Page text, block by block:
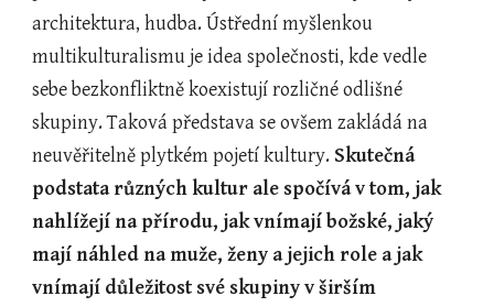
architektura, hudba. Ústřední myšlenkou
multikulturalismu je idea společnosti, kde vedle
sebe bezkonfliktně koexistují rozličné odlišné
skupiny. Taková představa se ovšem zakládá na
neuvěřitelně plytkém pojetí kultury. Skutečná
podstata různých kultur ale spočívá v tom, jak
nahlížejí na přírodu, jak vnímají božské, jaký
mají náhled na muže, ženy a jejich role a jak
vnímají důležitost své skupiny v širším